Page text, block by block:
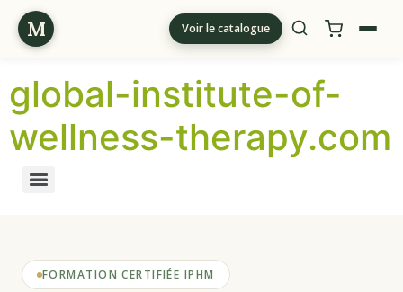
M Voir le catalogue
global-institute-of-
wellness-therapy.com
FORMATION CERTIFIÉE IPHM